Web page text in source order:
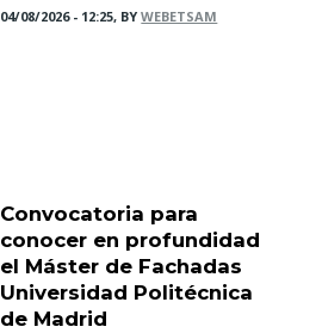
04/08/2026 - 12:25, BYWEBETSAM
Convocatoria para
conocer en profundidad
el Máster de Fachadas
Universidad Politécnica
de Madrid